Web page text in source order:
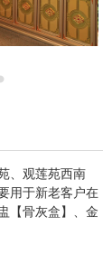
、观莲苑西南
用于新老客户在
【骨灰盒】、金